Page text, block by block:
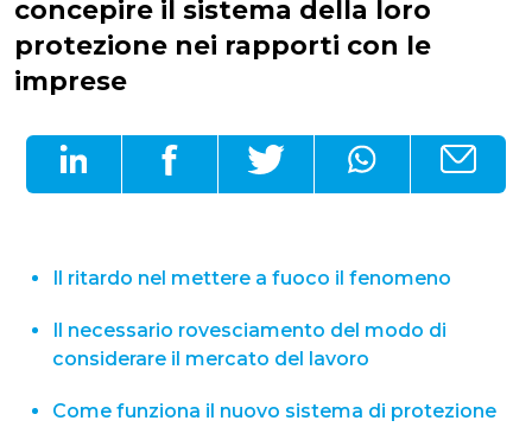
concepire il sistema della loro
protezione nei rapporti con le
imprese
Il ritardo nel mettere a fuoco il fenomeno
Il necessario rovesciamento del modo di
considerare il mercato del lavoro
Come funziona il nuovo sistema di protezione